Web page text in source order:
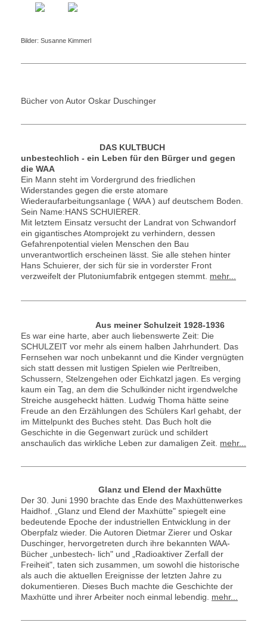
Bilder: Susanne Kimmerl
Bücher von Autor Oskar Duschinger
DAS KULTBUCH
unbestechlich - ein Leben für den Bürger und gegen
die WAA
Ein Mann steht im Vordergrund des friedlichen
Widerstandes gegen die erste atomare
Wiederaufarbeitungsanlage ( WAA ) auf deutschem Boden.
Sein Name:HANS SCHUIERER.
Mit letztem Einsatz versucht der Landrat von Schwandorf
ein gigantisches Atomprojekt zu verhindern, dessen
Gefahrenpotential vielen Menschen den Bau
unverantwortlich erscheinen lässt. Sie alle stehen hinter
Hans Schuierer, der sich für sie in vorderster Front
verzweifelt der Plutoniumfabrik entgegen stemmt. mehr...
Aus meiner Schulzeit 1928-1936
Es war eine harte, aber auch liebenswerte Zeit: Die
SCHULZEIT vor mehr als einem halben Jahrhundert. Das
Fernsehen war noch unbekannt und die Kinder vergnügten
sich statt dessen mit lustigen Spielen wie Perltreiben,
Schussern, Stelzengehen oder Eichkatzl jagen. Es verging
kaum ein Tag, an dem die Schulkinder nicht irgendwelche
Streiche ausgeheckt hätten. Ludwig Thoma hätte seine
Freude an den Erzählungen des Schülers Karl gehabt, der
im Mittelpunkt des Buches steht. Das Buch holt die
Geschichte in die Gegenwart zurück und schildert
anschaulich das wirkliche Leben zur damaligen Zeit. mehr...
Glanz und Elend der Maxhütte
Der 30. Juni 1990 brachte das Ende des Maxhüttenwerkes
Haidhof. „Glanz und Elend der Maxhütte" spiegelt eine
bedeutende Epoche der industriellen Entwicklung in der
Oberpfalz wieder. Die Autoren Dietmar Zierer und Oskar
Duschinger, hervorgetreten durch ihre bekannten WAA-
Bücher „unbestech- lich" und „Radioaktiver Zerfall der
Freiheit", taten sich zusammen, um sowohl die historische
als auch die aktuellen Ereignisse der letzten Jahre zu
dokumentieren. Dieses Buch machte die Geschichte der
Maxhütte und ihrer Arbeiter noch einmal lebendig. mehr...